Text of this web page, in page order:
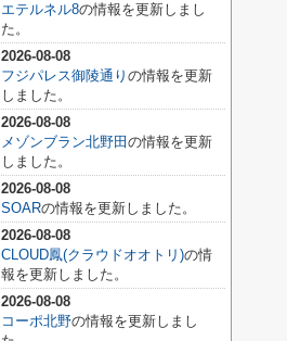
エテルネル8の情報を更新しまし
た。
2026-08-08
フジパレス御陵通り の情報を更新
しました。
2026-08-08
メゾンブラン北野田 の情報を更新
しました。
2026-08-08
SOARの情報を更新しました。
2026-08-08
CLOUD鳳(クラウドオオトリ)の情
報を更新しました。
2026-08-08
コーポ北野の情報を更新しまし